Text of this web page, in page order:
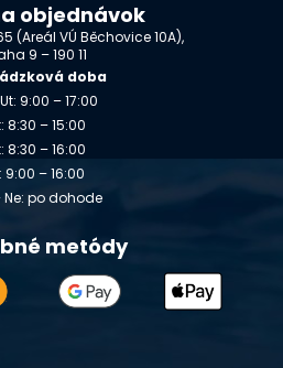
objednávok
(Areál VÚ Běchovice 10A),
9 – 190 11
doba
9:00 – 17:00
8:30 – 15:00
8:30 – 16:00
9:00 – 16:00
Ne: po dohode
metódy